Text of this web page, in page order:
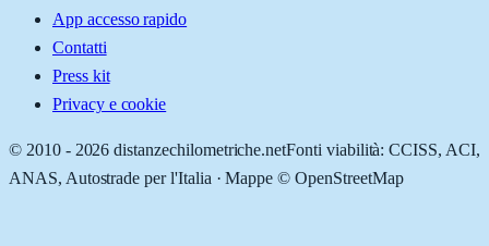
App accesso rapido
Contatti
Press kit
Privacy e cookie
© 2010 - 2026 distanzechilometriche.netFonti viabilità: CCISS, ACI,
ANAS, Autostrade per l'Italia · Mappe © OpenStreetMap